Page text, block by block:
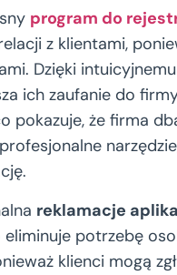
program do
z klientami,
Dzięki
ich zaufanie do
pokazuje, że firma
reklamacje
eliminuje potrzebę
klienci mogą